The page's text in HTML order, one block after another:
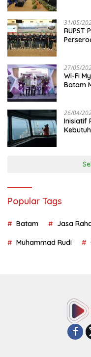
31/05/
RUPST
27/05/
Wi-Fi
Batam
26/04/
Inisiatif
Popular Tags
Batam Jasa
Muhammad Rudi